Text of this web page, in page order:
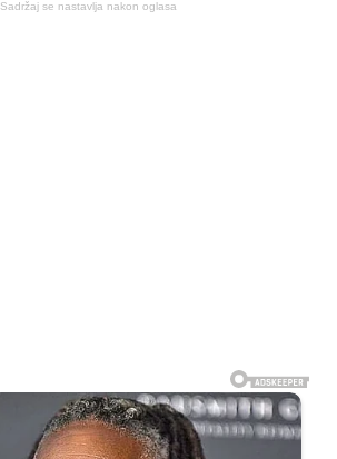
Sadržaj se nastavlja nakon oglasa